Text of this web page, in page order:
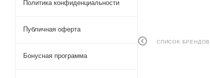
СПИСОК БРЕНДОВ
Политика конфиденциальности
Публичная оферта
Бонусная программа